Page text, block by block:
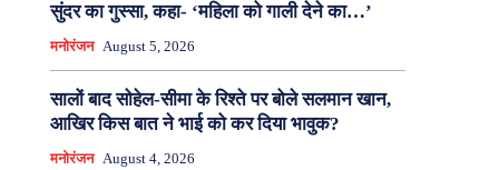
सुंदर का गुस्सा, कहा- ‘महिला को गाली देने का…’
मनोरंजन August 5, 2026
सालों बाद सोहेल-सीमा के रिश्ते पर बोले सलमान खान,
आखिर किस बात ने भाई को कर दिया भावुक?
मनोरंजन August 4, 2026